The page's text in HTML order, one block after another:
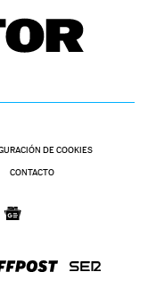
DE COOKIES
CONTACTO